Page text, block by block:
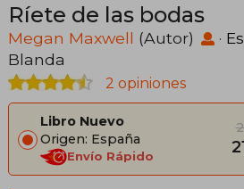
Ríete de las bodas
Megan Maxwell (Autor) ·
Blanda
2 opiniones
Libro Nuevo
Origen: España
Envío Rápido